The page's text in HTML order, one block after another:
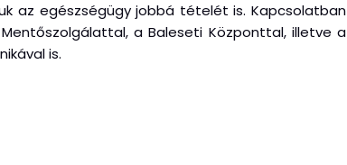
az egészségügy jobbá tételét is. Kapcsolatban
a Baleseti Központtal, illetve a
is.